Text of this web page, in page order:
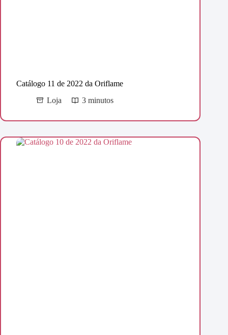
Catálogo 11 de 2022 da Oriflame
Loja
3 minutos